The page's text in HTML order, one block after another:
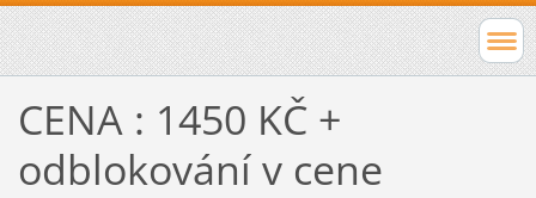
CENA : 1450 KČ +
odblokování v cene